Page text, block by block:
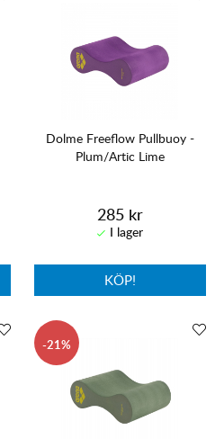
Dolme Freeflow Pullbuoy -
Plum/Artic Lime
285 kr
KÖP!
21